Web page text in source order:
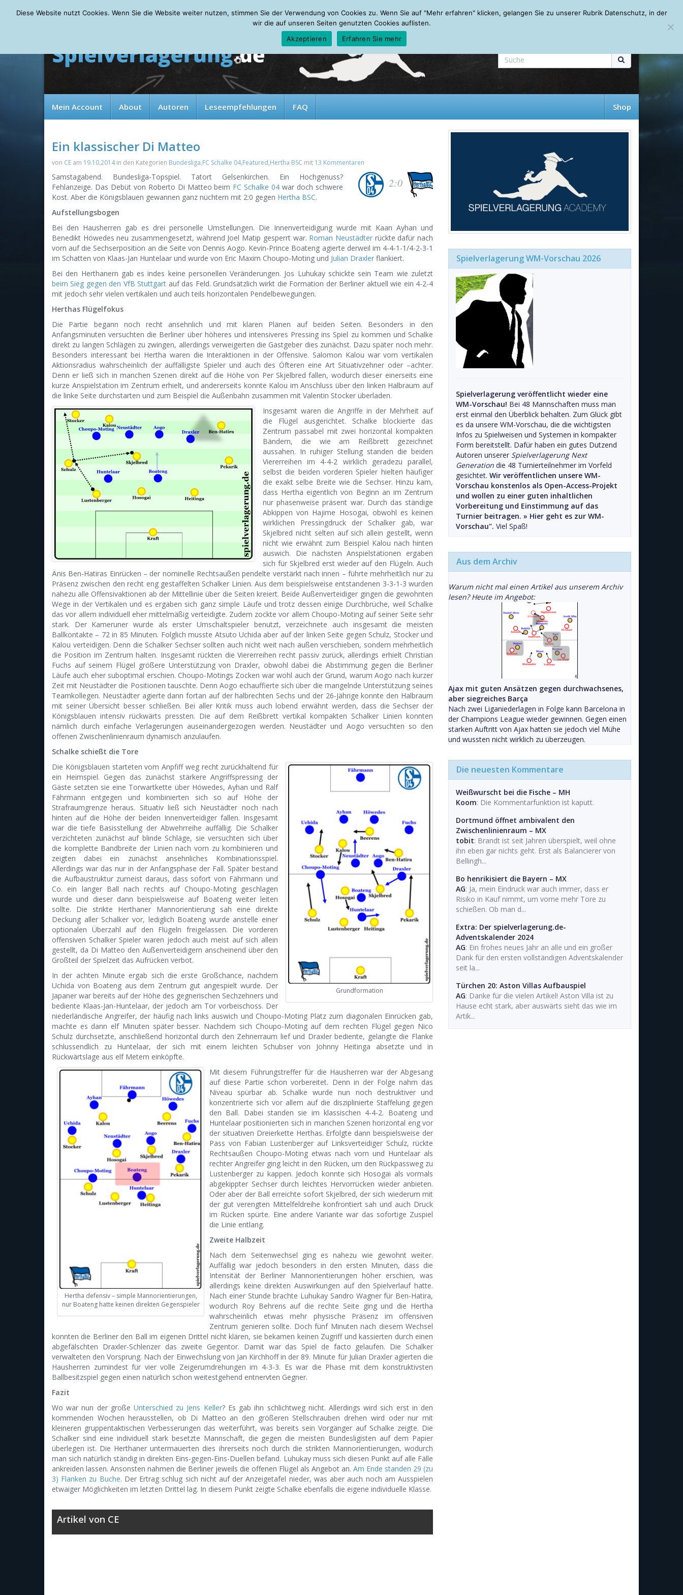
Thursday, 06.08.2026 Mein Account About Autoren Leseempfehlungen FAQ
Mein Account About Autoren Leseempfehlungen FAQ Shop
Ein klassischer Di Matteo
von CE am 19.10.2014in den Kategorien Bundesliga,FC Schalke 04,Featured,Hertha BSC mit 13 Kommentaren
2:0
Samstagabend. Bundesliga-Topspiel. Tatort Gelsenkirchen. Ein Hochgenuss?
Fehlanzeige. Das Debüt von Roberto Di Matteo beim FC Schalke 04 war doch schwere
Kost. Aber die Königsblauen gewannen ganz nüchtern mit 2:0 gegen Hertha BSC.
Aufstellungsbogen
Bei den Hausherren gab es drei personelle Umstellungen. Die Innenverteidigung wurde mit Kaan Ayhan und
Benedikt Höwedes neu zusammengesetzt, während Joel Matip gesperrt war. Roman Neustädterrückte dafür nach
vorn auf die Sechserposition an die Seite von Dennis Aogo. Kevin-Prince Boateng agierte derweil im 4-4-1-1/4-2-3-1
im Schatten von Klaas-Jan Huntelaar und wurde von Eric Maxim Choupo-Moting und Julian Draxler flankiert.
Bei den Herthanern gab es indes keine personellen Veränderungen. Jos Luhukay schickte sein Team wie zuletzt
beim Sieg gegen den VfB Stuttgart auf das Feld. Grundsätzlich wirkt die Formation der Berliner aktuell wie ein 4-2-4
mit jedoch sehr vielen vertikalen und auch teils horizontalen Pendelbewegungen.
Herthas Flügelfokus
Die Partie begann noch recht ansehnlich und mit klaren Plänen auf beiden Seiten. Besonders in den
Anfangsminuten versuchten die Berliner über höheres und intensiveres Pressing ins Spiel zu kommen und Schalke
direkt zu langen Schlägen zu zwingen, allerdings verweigerten die Gastgeber dies zunächst. Dazu später noch mehr.
Besonders interessant bei Hertha waren die Interaktionen in der Offensive. Salomon Kalou war vom vertikalen
Aktionsradius wahrscheinlich der auffälligste Spieler und auch des Öfteren eine Art Situativzehner oder –achter.
Denn er ließ sich in manchen Szenen direkt auf die Höhe von Per Skjelbred fallen, wodurch dieser einerseits eine
kurze Anspielstation im Zentrum erhielt, und andererseits konnte Kalou im Anschluss über den linken Halbraum auf
die linke Seite durchstarten und zum Beispiel die Außenbahn zusammen mit Valentin Stocker überladen.
Insgesamt waren die Angriffe in der Mehrheit auf
die Flügel ausgerichtet. Schalke blockierte das
Zentrum passabel mit zwei horizontal kompakten
Bändern, die wie am Reißbrett gezeichnet
aussahen. In ruhiger Stellung standen die beiden
Viererreihen im 4-4-2 wirklich geradezu parallel,
selbst die beiden vorderen Spieler hielten häufiger
die exakt selbe Breite wie die Sechser. Hinzu kam,
dass Hertha eigentlich von Beginn an im Zentrum
nur phasenweise präsent war. Durch das ständige
Abkippen von Hajime Hosogai, obwohl es keinen
wirklichen Pressingdruck der Schalker gab, war
Skjelbred nicht selten auf sich allein gestellt, wenn
nicht wie erwähnt zum Beispiel Kalou nach hinten
auswich. Die nächsten Anspielstationen ergaben
sich für Skjelbred erst wieder auf den Flügeln. Auch
Änis Ben-Hatiras Einrücken – der nominelle Rechtsaußen pendelte verstärkt nach innen – führte mehrheitlich nur zu
Präsenz zwischen den recht eng gestaffelten Schalker Linien. Aus dem beispielsweise entstandenen 3-3-1-3 wurden
nahezu alle Offensivaktionen ab der Mittellinie über die Seiten kreiert. Beide Außenverteidiger gingen die gewohnten
Wege in der Vertikalen und es ergaben sich ganz simple Läufe und trotz dessen einige Durchbrüche, weil Schalke
das vor allem individuell eher mittelmäßig verteidigte. Zudem zockte vor allem Choupo-Moting auf seiner Seite sehr
stark. Der Kameruner wurde als erster Umschaltspieler benutzt, verzeichnete auch insgesamt die meisten
Ballkontakte – 72 in 85 Minuten. Folglich musste Atsuto Uchida aber auf der linken Seite gegen Schulz, Stocker und
Kalou verteidigen. Denn die Schalker Sechser sollten auch nicht weit nach außen verschieben, sondern mehrheitlich
die Position im Zentrum halten. Insgesamt rückten die Viererreihen recht passiv zurück, allerdings erhielt Christian
Fuchs auf seinem Flügel größere Unterstützung von Draxler, obwohl dabei die Abstimmung gegen die Berliner
Läufe auch eher suboptimal erschien. Choupo-Motings Zocken war wohl auch der Grund, warum Aogo nach kurzer
Zeit mit Neustädter die Positionen tauschte. Denn Aogo echauffierte sich über die mangelnde Unterstützung seines
Teamkollegen. Neustädter agierte dann fortan auf der halbrechten Sechs und der 26-Jährige konnte den Halbraum
mit seiner Übersicht besser schließen. Bei aller Kritik muss auch lobend erwähnt werden, dass die Sechser der
Königsblauen intensiv rückwärts pressten. Die auf dem Reißbrett vertikal kompakten Schalker Linien konnten
nämlich durch einfache Verlagerungen auseinandergezogen werden. Neustädter und Aogo versuchten so den
offenen Zwischenlinienraum dynamisch anzulaufen.
Schalke schießt die Tore
Grundformation
Die Königsblauen starteten vom Anpfiff weg recht zurückhaltend für
ein Heimspiel. Gegen das zunächst stärkere Angriffspressing der
Gäste setzten sie eine Torwartkette über Höwedes, Ayhan und Ralf
Fährmann entgegen und kombinierten sich so auf Höhe der
Strafraumgrenze heraus. Situativ ließ sich Neustädter noch nach
hinten auf die Höhe der beiden Innenverteidiger fallen. Insgesamt
war die tiefe Basisstellung der Abwehrreihe auffällig. Die Schalker
verzichteten zunächst auf blinde Schläge, sie versuchten sich über
die komplette Bandbreite der Linien nach vorn zu kombinieren und
zeigten dabei ein zunächst ansehnliches Kombinationsspiel.
Allerdings war das nur in der Anfangsphase der Fall. Später bestand
die Aufbaustruktur zumeist daraus, dass sofort von Fährmann und
Co. ein langer Ball nach rechts auf Choupo-Moting geschlagen
wurde und dieser dann beispielsweise auf Boateng weiter leiten
sollte. Die strikte Herthaner Mannorientierung sah eine direkte
Deckung aller Schalker vor, lediglich Boateng wurde anstelle einer
optionalen Überzahl auf den Flügeln freigelassen. Die vorderen
offensiven Schalker Spieler waren jedoch auch meist auf sich allein
gestellt, da Di Matteo den Außenverteidigern anscheinend über den
Großteil der Spielzeit das Aufrücken verbot.
In der achten Minute ergab sich die erste Großchance, nachdem
Uchida von Boateng aus dem Zentrum gut angespielt wurde. Der
Japaner war bereits auf der Höhe des gegnerischen Sechzehners und
bediente Klaas-Jan-Huntelaar, der jedoch am Tor vorbeischoss. Der
niederländische Angreifer, der häufig nach links auswich und Choupo-Moting Platz zum diagonalen Einrücken gab,
machte es dann elf Minuten später besser. Nachdem sich Choupo-Moting auf dem rechten Flügel gegen Nico
Schulz durchsetzte, anschließend horizontal durch den Zehnerraum lief und Draxler bediente, gelangte die Flanke
schlussendlich zu Huntelaar, der sich mit einem leichten Schubser von Johnny Heitinga absetzte und in
Rückwärtslage aus elf Metern einköpfte.
Hertha defensiv – simple Mannorientierungen,
nur Boateng hatte keinen direkten Gegenspieler
Mit diesem Führungstreffer für die Hausherren war der Abgesang
auf diese Partie schon vorbereitet. Denn in der Folge nahm das
Niveau spürbar ab. Schalke wurde nun noch destruktiver und
konzentrierte sich vor allem auf die disziplinierte Staffelung gegen
den Ball. Dabei standen sie im klassischen 4-4-2. Boateng und
Huntelaar positionierten sich in manchen Szenen horizontal eng vor
der situativen Dreierkette Herthas. Erfolgte dann beispielsweise der
Pass von Fabian Lustenberger auf Linksverteidiger Schulz, rückte
Rechtsaußen Choupo-Moting etwas nach vorn und Huntelaar als
rechter Angreifer ging leicht in den Rücken, um den Rückpassweg zu
Lustenberger zu kappen. Jedoch konnte sich Hosogai als vormals
abgekippter Sechser durch leichtes Hervorrücken wieder anbieten.
Oder aber der Ball erreichte sofort Skjelbred, der sich wiederum mit
der gut verengten Mittelfeldreihe konfrontiert sah und auch Druck
im Rücken spürte. Eine andere Variante war das sofortige Zuspiel
die Linie entlang.
Zweite Halbzeit
Nach dem Seitenwechsel ging es nahezu wie gewohnt weiter.
Auffällig war jedoch besonders in den ersten Minuten, dass die
Intensität der Berliner Mannorientierungen höher erschien, was
allerdings keine direkten Auswirkungen auf den Spielverlauf hatte.
Nach einer Stunde brachte Luhukay Sandro Wagner für Ben-Hatira,
wodurch Roy Behrens auf die rechte Seite ging und die Hertha
wahrscheinlich etwas mehr physische Präsenz im offensiven
Zentrum genieren sollte. Doch fünf Minuten nach diesem Wechsel
konnten die Berliner den Ball im eigenen Drittel nicht klären, sie bekamen keinen Zugriff und kassierten durch einen
abgefälschten Draxler-Schlenzer das zweite Gegentor. Damit war das Spiel de facto gelaufen. Die Schalker
verwalteten den Vorsprung. Nach der Einwechslung von Jan Kirchhoff in der 89. Minute für Julian Draxler agierten die
Hausherren zumindest für vier volle Zeigerumdrehungen im 4-3-3. Es war die Phase mit dem konstruktivsten
Ballbesitzspiel gegen einen natürlich schon weitestgehend entnervten Gegner.
Fazit
Wo war nun der großeUnterschied zu Jens Keller? Es gab ihn schlichtweg nicht. Allerdings wird sich erst in den
kommenden Wochen herausstellen, ob Di Matteo an den größeren Stellschrauben drehen wird oder nur mit
kleineren gruppentaktischen Verbesserungen das weiterführt, was bereits sein Vorgänger auf Schalke zeigte. Die
Schalker sind eine individuell stark besetzte Mannschaft, die gegen die meisten Bundesligisten auf dem Papier
überlegen ist. Die Herthaner untermauerten dies ihrerseits noch durch die strikten Mannorientierungen, wodurch
man sich natürlich ständig in direkten Eins-gegen-Eins-Duellen befand. Luhukay muss sich diesen Punkt auf alle Fälle
ankreiden lassen. Ansonsten nahmen die Berliner jeweils die offenen Flügel als Angebot an. Am Ende standen 29 (zu
3) Flanken zu Buche. Der Ertrag schlug sich nicht auf der Anzeigetafel nieder, was aber auch noch am Ausspielen
etwaiger Möglichkeiten im letzten Drittel lag. In diesem Punkt zeigte Schalke ebenfalls die eigene individuelle Klasse.
Artikel von CE
Spielverlagerung WM-Vorschau 2026
Spielverlagerung veröffentlicht wieder eine
WM-Vorschau! Bei 48 Mannschaften muss man
erst einmal den Überblick behalten. Zum Glück gibt
es da unsere WM-Vorschau, die die wichtigsten
Infos zu Spielweisen und Systemen in kompakter
Form bereitstellt. Dafür haben ein gutes Dutzend
Autoren unserer Spielverlagerung Next
Generation die 48 Turnierteilnehmer im Vorfeld
gesichtet. Wir veröffentlichen unsere WM-
Vorschau konstenlos als Open-Access-Projekt
und wollen zu einer guten inhaltlichen
Vorbereitung und Einstimmung auf das
Turnier beitragen. » Hier geht es zur WM-
Vorschau". Viel Spaß!
Aus dem Archiv
Warum nicht mal einen Artikel aus unserem Archiv
lesen? Heute im Angebot:
Ajax mit guten Ansätzen gegen durchwachsenes,
aber siegreiches Barça
Nach zwei Liganiederlagen in Folge kann Barcelona in
der Champions League wieder gewinnen. Gegen einen
starken Auftritt von Ajax hatten sie jedoch viel Mühe
und wussten nicht wirklich zu überzeugen.
Die neuesten Kommentare
Weißwurscht bei die Fische – MH
Koom: Die Kommentarfunktion ist kaputt.
Dortmund öffnet ambivalent den
Zwischenlinienraum – MX
tobit: Brandt ist seit Jahren überspielt, weil ohne
ihn eben gar nichts geht. Erst als Balancierer von
Bellingh...
Bo henrikisiert die Bayern – MX
AG: Ja, mein Eindruck war auch immer, dass er
Risiko in Kauf nimmt, um vorne mehr Tore zu
schießen. Ob man d...
Extra: Der spielverlagerung.de-
Adventskalender 2024
AG: Ein frohes neues Jahr an alle und ein großer
Dank für den ersten vollständigen Adventskalender
seit la...
Türchen 20: Aston Villas Aufbauspiel
AG: Danke für die vielen Artikel! Aston Villa ist zu
Hause echt stark, aber auswärts sieht das wie im
Artik...
Diese Website nutzt Cookies. Wenn Sie die Website weiter nutzen, stimmen Sie der Verwendung von Cookies zu. Wenn Sie auf "Mehr erfahren" klicken, gelangen Sie zu unserer Rubrik Datenschutz, in der
wir die auf unseren Seiten genutzten Cookies auflisten.
Akzeptieren
Erfahren Sie mehr